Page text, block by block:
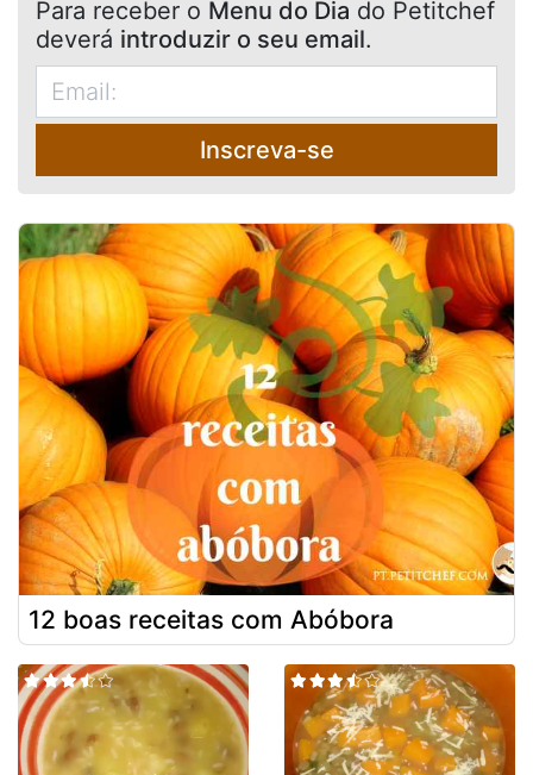
Para receber o Menu do Dia do Petitchef
deverá introduzir o seu email.
Inscreva-se
12 boas receitas com Abóbora